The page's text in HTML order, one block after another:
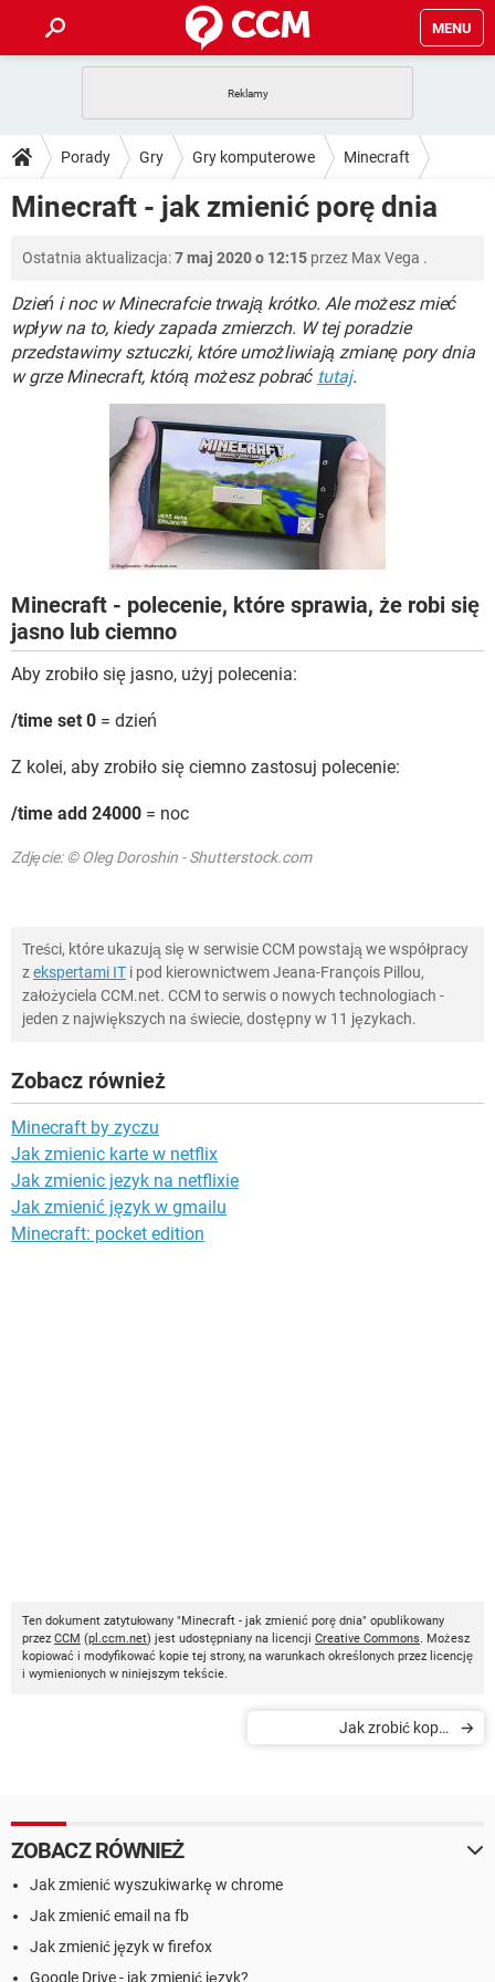
MENU
GRY WHATSAPP
SPOTIFY NETFLIX
PORADY
PlayStation
GRY WHATSAPP
SPOTIFY NETFLIX
INSTAGRAM FACEBOOK
WINDOWS 10
DO POBRANIA
IOS NETFLIX
INSTAGRAM FACEBOOK
WINDOWS 10
FORUM
COVID-19 TIKTOK
GRY WHATSAPP
SPOTIFY NETFLIX
FACEBOOK
ARTYKUŁY
COVID-19 TIKTOK
GRY WHATSAPP
NETFLIX
FACEBOOK
Porady Gry Gry komputerowe Minecraft
Minecraft - jak zmienić porę dnia
Ostatnia aktualizacja:7 maj 2020 o 12:15 przez Max Vega .
Dzień i noc w Minecrafcie trwają krótko. Ale możesz mieć
wpływ na to, kiedy zapada zmierzch. W tej poradzie
przedstawimy sztuczki, które umożliwiają zmianę pory dnia
w grze Minecraft, którą możesz pobrać tutaj.
Minecraft - polecenie, które sprawia, że robi się
jasno lub ciemno
Aby zrobiło się jasno, użyj polecenia:
/time set 0 = dzień
Z kolei, aby zrobiło się ciemno zastosuj polecenie:
/time add 24000 = noc
Zdjęcie: © Oleg Doroshin - Shutterstock.com
Treści, które ukazują się w serwisie CCM powstają we współpracy
zekspertami IT i pod kierownictwem Jeana-François Pillou,
założyciela CCM.net. CCM to serwis o nowych technologiach -
jeden z największych na świecie, dostępny w 11 językach.
Zobacz również
Minecraft by zyczu
Jak zmienic karte w netflix
Jak zmienic jezyk na netflixie
Jak zmienić język w gmailu
Minecraft: pocket edition
Ten dokument zatytułowany "Minecraft - jak zmienić porę dnia" opublikowany
przez CCM (pl.ccm.net) jest udostępniany na licencji Creative Commons. Możesz
kopiować i modyfikować kopie tej strony, na warunkach określonych przez licencję
i wymienionych w niniejszym tekście.
Jak zrobić kopię
ZOBACZ RÓWNIEŻ
Jak zmienić wyszukiwarkę w chrome
Jak zmienić email na fb
Jak zmienić język w firefox
Google Drive - jak zmienić język?